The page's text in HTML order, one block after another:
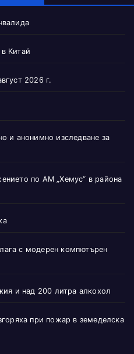
Китай
2026 г.
и анонимно изследване за
по АМ „Хемус“ в района
с модерен компютърен
и над 200 литра алкохол
при пожар в земеделска